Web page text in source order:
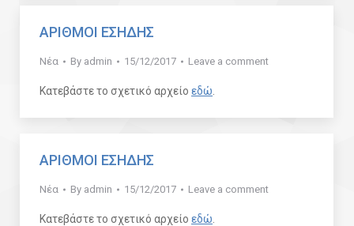
ΑΡΙΘΜΟΙ ΕΣΗΔΗΣ
Νέα By admin 15/12/2017 Leave a comment
Κατεβάστε το σχετικό αρχείο εδώ
ΑΡΙΘΜΟΙ ΕΣΗΔΗΣ
Νέα By admin 15/12/2017 Leave a comment
Κατεβάστε το σχετικό αρχείο εδώ